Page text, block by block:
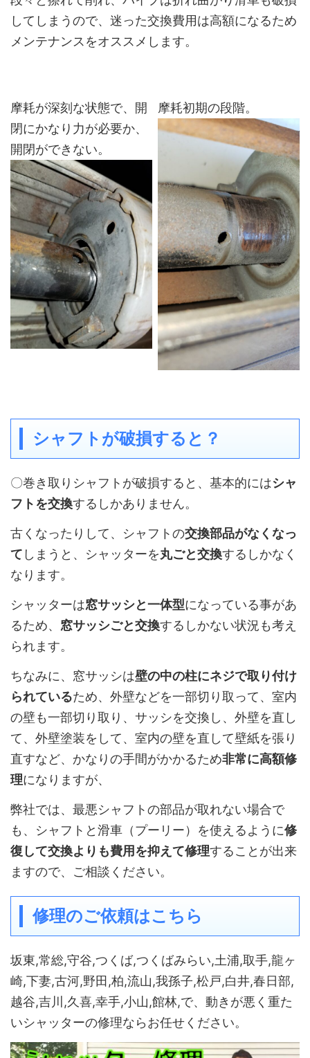
してしまうので、迷った交換費用は高額になるため
メンテナンスをオススメします。
摩耗が深刻な状態で、開
閉にかなり力が必要か、
開閉ができない。
摩耗初期の段階。
シャフトが破損すると？
〇巻き取りシャフトが破損すると、基本的にはシャ
フトを交換するしかありません。
古くなったりして、シャフトの交換部品がなくなっ
て しまうと、シャッターを丸ごと交換するしかなく
なります。
シャッターは窓サッシと一体型になっている事があ
るため、 窓サッシごと交換するしかない状況も考え
られます。
ちなみに、窓サッシは壁の中の柱にネジで取り付け
られているため、外壁などを一部切り取って、室内
の壁も一部切り取り、サッシを交換し、外壁を直し
て、外壁塗装をして、室内の壁を直して壁紙を張り
直すなど、かなりの手間がかかるため非常に高額修
理になりますが、
弊社では、最悪シャフトの部品が取れない場合で
も、シャフトと滑車（プーリー）を使えるように修
復して交換よりも費用を抑えて修理することが出来
ますので、ご相談ください。
修理のご依頼はこちら
坂東,常総,守谷,つくば,つくばみらい,土浦,取手,龍ヶ
崎,下妻,古河,野田,柏,流山,我孫子,松戸,白井,春日部,
越谷,吉川,久喜,幸手,小山,館林,で、動きが悪く重た
いシャッターの修理ならお任せください。